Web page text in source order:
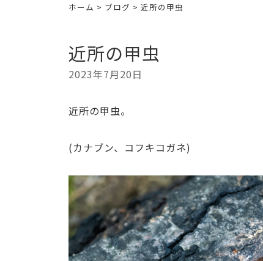
ホーム > ブログ > 近所の甲虫
近所の甲虫
2023年7月20日
近所の甲虫。
(カナブン、コフキコガネ)